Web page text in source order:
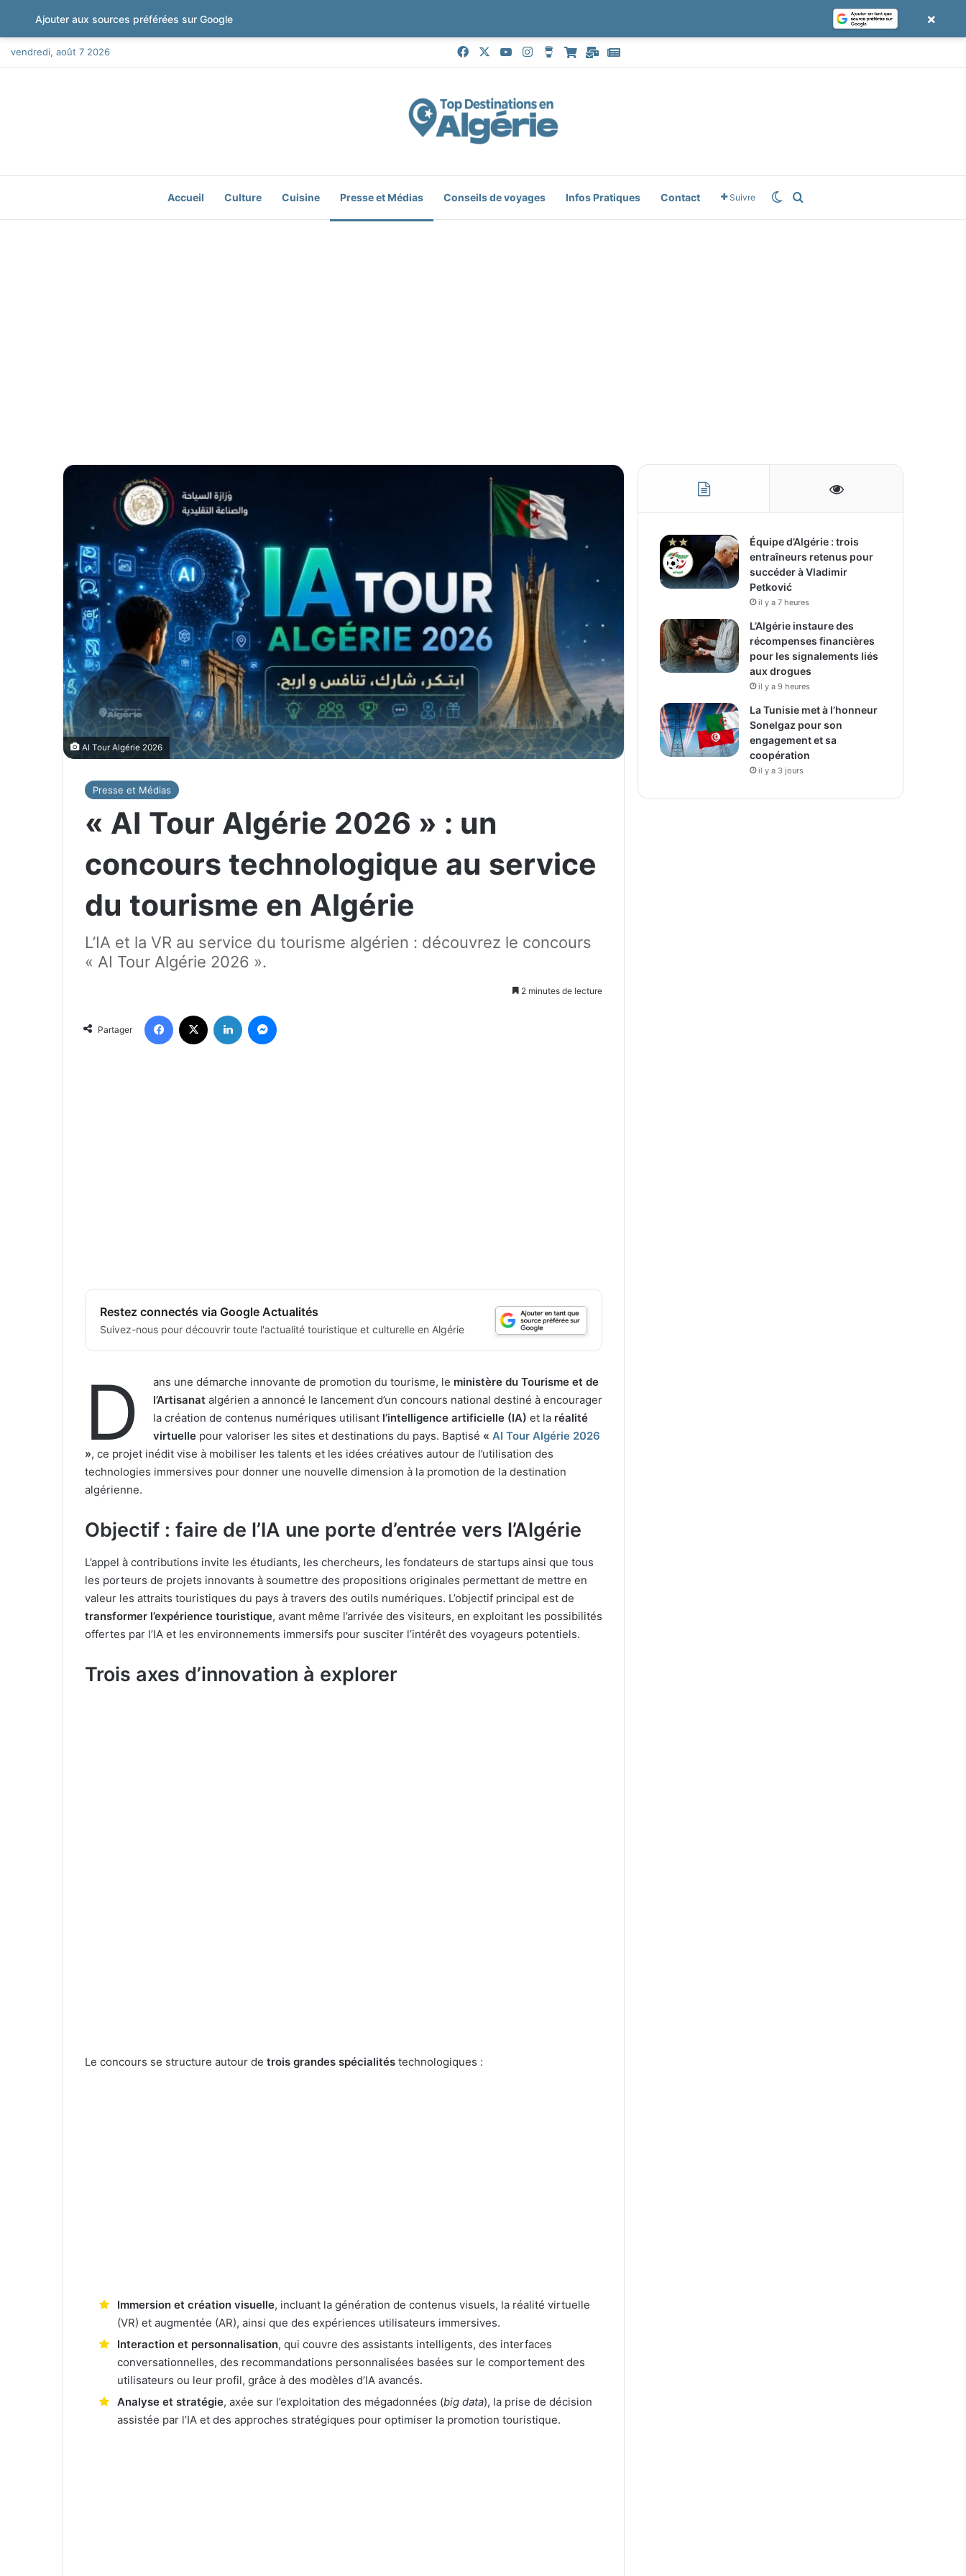
vendredi, août 7 2026 FacebookYouTubeInstagramBuy Me a Coffee
Boutique
MailGoogle News
Accueil Culture Cuisine Presse et Médias Conseils de voyages Infos Pratiques Contact Suivre Switch skin
AI Tour Algérie 2026
Presse et Médias
« AI Tour Algérie 2026 » : un
concours technologique au service
du tourisme en Algérie
L’IA et la VR au service du tourisme algérien : découvrez le concours
« AI Tour Algérie 2026 ».
2 minutes de lecture
Partager
Restez connectés via Google Actualités
Suivez-nous pour découvrir toute l'actualité touristique et culturelle en Algérie
D ans une démarche innovante de promotion du tourisme, le ministère du Tourisme et de
l’Artisanat algérien a annoncé le lancement d’un concours national destiné à encourager
la création de contenus numériques utilisant l’intelligence artificielle (IA) et la réalité
virtuelle pour valoriser les sites et destinations du pays. Baptisé « AI Tour Algérie 2026
», ce projet inédit vise à mobiliser les talents et les idées créatives autour de l’utilisation des
technologies immersives pour donner une nouvelle dimension à la promotion de la destination
algérienne.
Objectif : faire de l’IA une porte d’entrée vers l’Algérie
L’appel à contributions invite les étudiants, les chercheurs, les fondateurs de startups ainsi que tous
les porteurs de projets innovants à soumettre des propositions originales permettant de mettre en
valeur les attraits touristiques du pays à travers des outils numériques. L’objectif principal est de
transformer l’expérience touristique, avant même l’arrivée des visiteurs, en exploitant les possibilités
offertes par l’IA et les environnements immersifs pour susciter l’intérêt des voyageurs potentiels.
Trois axes d’innovation à explorer
Le concours se structure autour de trois grandes spécialités technologiques :
Immersion et création visuelle, incluant la génération de contenus visuels, la réalité virtuelle
(VR) et augmentée (AR), ainsi que des expériences utilisateurs immersives.
Interaction et personnalisation, qui couvre des assistants intelligents, des interfaces
conversationnelles, des recommandations personnalisées basées sur le comportement des
utilisateurs ou leur profil, grâce à des modèles d’IA avancés.
Analyse et stratégie, axée sur l’exploitation des mégadonnées (big data), la prise de décision
assistée par l’IA et des approches stratégiques pour optimiser la promotion touristique.
Équipe d’Algérie : trois
entraîneurs retenus pour
succéder à Vladimir
Petković
il y a 7 heures
L’Algérie instaure des
récompenses financières
pour les signalements liés
aux drogues
il y a 9 heures
La Tunisie met à l’honneur
Sonelgaz pour son
engagement et sa
coopération
il y a 3 jours
Ajouter aux sources préférées sur Google ×